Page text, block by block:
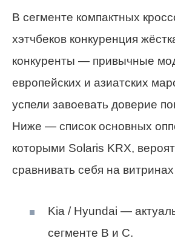
В сегменте компактных
хэтчбеков конкуренция
конкуренты — привычные
европейских и азиатских
успели завоевать доверие
Ниже — список основных
которыми Solaris KRX,
сравнивать себя на
Kia / Hyundai —
сегменте B и C.